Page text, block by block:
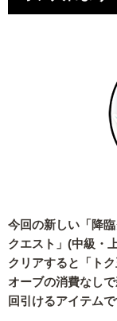
今回の新しい「降
クエスト」(中級・
クリアすると「ト
オーブの消費なし
回引けるアイテムで